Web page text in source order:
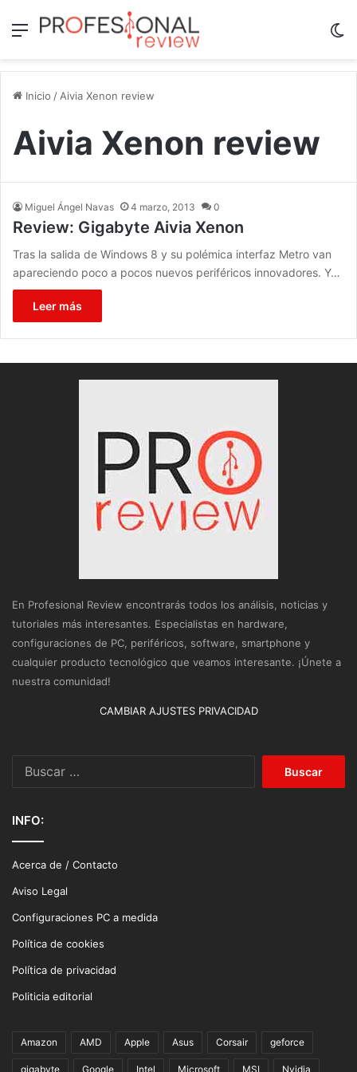
Menú
Inicio /Aivia Xenon review
Aivia Xenon review
Miguel Ángel Navas 4 marzo, 2013 0
Review: Gigabyte Aivia Xenon
Tras la salida de Windows 8 y su polémica interfaz Metro van
apareciendo poco a pocos nuevos periféricos innovadores. Y…
Leer más
En Profesional Review encontrarás todos los análisis, noticias y
tutoriales más interesantes. Especialistas en hardware,
configuraciones de PC, periféricos, software, smartphone y
cualquier producto tecnológico que veamos interesante. ¡Únete a
nuestra comunidad!
CAMBIAR AJUSTES PRIVACIDAD
INFO:
Acerca de / Contacto
Aviso Legal
Configuraciones PC a medida
Política de cookies
Política de privacidad
Politicia editorial
Amazon AMD Apple Asus Corsair geforce
gigabyte Google Intel Microsoft MSI Nvidia